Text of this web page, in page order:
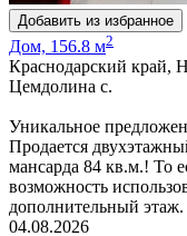
Добавить из избранное
Дом, 156.8 м2
Краснодарский край,
Цемдолина с.
Уникальное
Продается
мансарда 84 кв.м.! То
возможность
дополнительный
04.08.2026